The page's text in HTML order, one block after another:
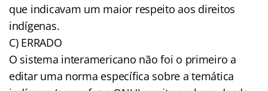
que indicavam um maior respeito aos direitos
indígenas.
C) ERRADO
O sistema interamericano não foi o primeiro a
editar uma norma específica sobre a temática